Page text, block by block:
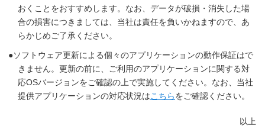
おくことをおすすめします。なお、データが破損・消失した場
合の損害につきましては、当社は責任を負いかねますので、あ
らかじめご了承ください。
ソフトウェア更新による個々のアプリケーションの動作保証はで
きません。更新の前に、ご利用のアプリケーションに関する対
応OSバージョンをご確認の上で実施してください。なお、当社
提供アプリケーションの対応状況はこちらをご確認ください。
以上